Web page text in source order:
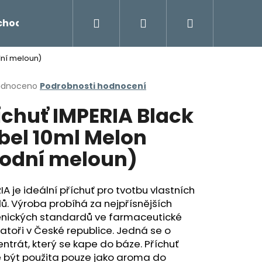
Napište námPřihlášení
meloun)
Podrobnosti hodnocení
IMPERIA Black
10ml Melon
meloun)
je ideální příchuť pro tvotbu vlastních
Výroba probíhá za nejpřísnějších
standardů ve farmaceutické
v České republice. Jedná se o
který se kape do báze. Příchuť
být použita pouze jako aroma do
Následující